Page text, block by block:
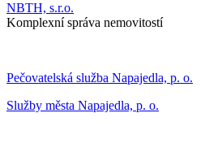
NBTH, s.r.o.
Komplexní správa nemovitostí
Pečovatelská služba Napajedla, p. o.
Služby města Napajedla, p. o.